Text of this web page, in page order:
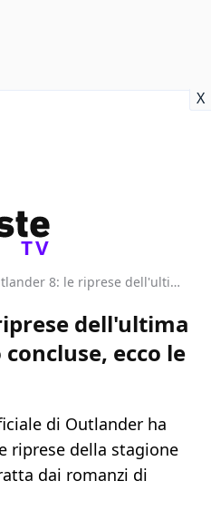
X
TV
Outlander 8: le riprese dell'ultima stagione si sono concluse, ecco le foto dal set
dell'ultima
ecco le
di Outlander ha
riprese della stagione
dai romanzi di